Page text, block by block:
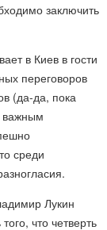
заключить
в Киев в гости
переговоров
(да-да, пока
важным
среди
Лукин
что четверть